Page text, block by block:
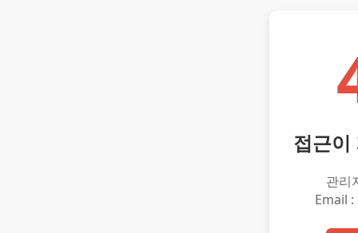
접근이
관리
Email